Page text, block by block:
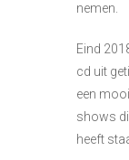
nemen.
Eind
cd uit
een
shows
heeft